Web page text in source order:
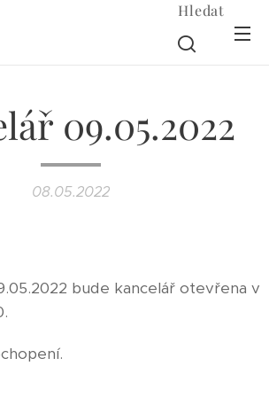
Hledat
09.05.2022
08.05.2022
bude kancelář otevřena v